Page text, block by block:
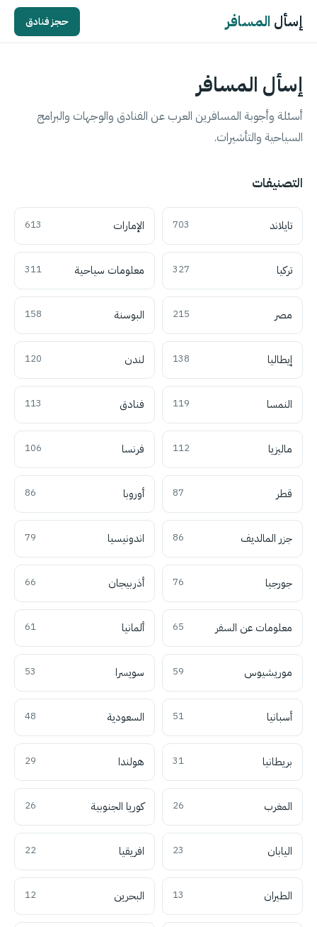
إسأل المسافر حجز فنادق
إسأل المسافر
أسئلة وأجوبة المسافرين العرب عن الفنادق والوجهات والبرامج
السياحية والتأشيرات.
التصنيفات
تايلاند 703 الإمارات 613
تركيا 327 معلومات سياحية 311
مصر 215 البوسنة 158
إيطاليا 138 لندن 120
النمسا 119 فنادق 113
ماليزيا 112 فرنسا 106
قطر 87 أوروبا 86
جزر المالديف 86 اندونيسيا 79
جورجيا 76 أذربيجان 66
معلومات عن السفر 65 ألمانيا 61
موريشيوس 59 سويسرا 53
أسبانيا 51 السعودية 48
بريطانيا 31 هولندا 29
المغرب 26 كوريا الجنوبية 26
اليابان 23 افريقيا 22
الطيران 13 البحرين 12